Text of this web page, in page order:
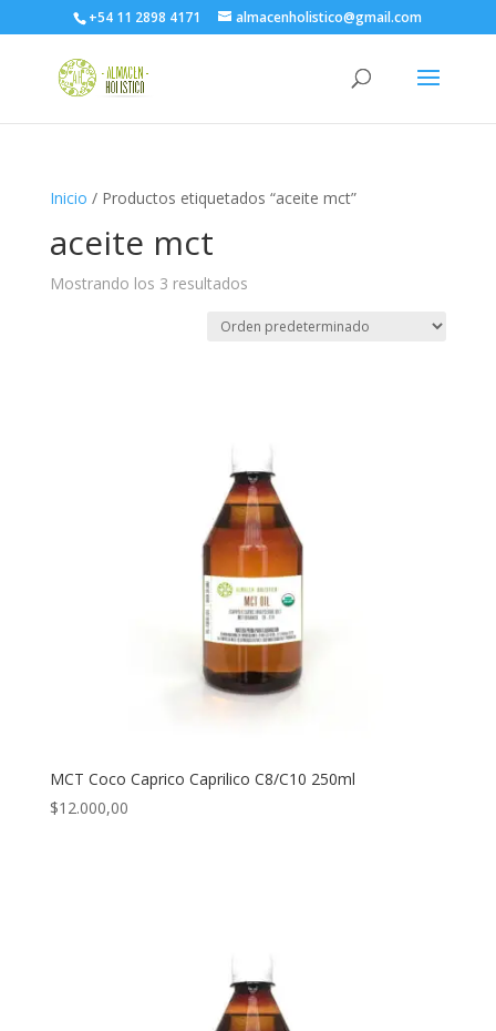
+54 11 2898 4171 almacenholistico@gmail.com
Inicio / Productos etiquetados “aceite mct”
aceite mct
Mostrando los 3 resultados
MCT Coco Caprico Caprilico C8/C10 250ml
$12.000,00